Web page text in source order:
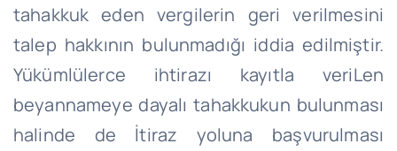
tahakkuk eden vergilerin geri verilmesini
talep hakkının bulunmadığı iddia edilmiştir.
Yükümlülerce ihtirazı kayıtla veriLen
beyannameye dayalı tahakkukun bulunması
halinde de İtiraz yoluna başvurulması